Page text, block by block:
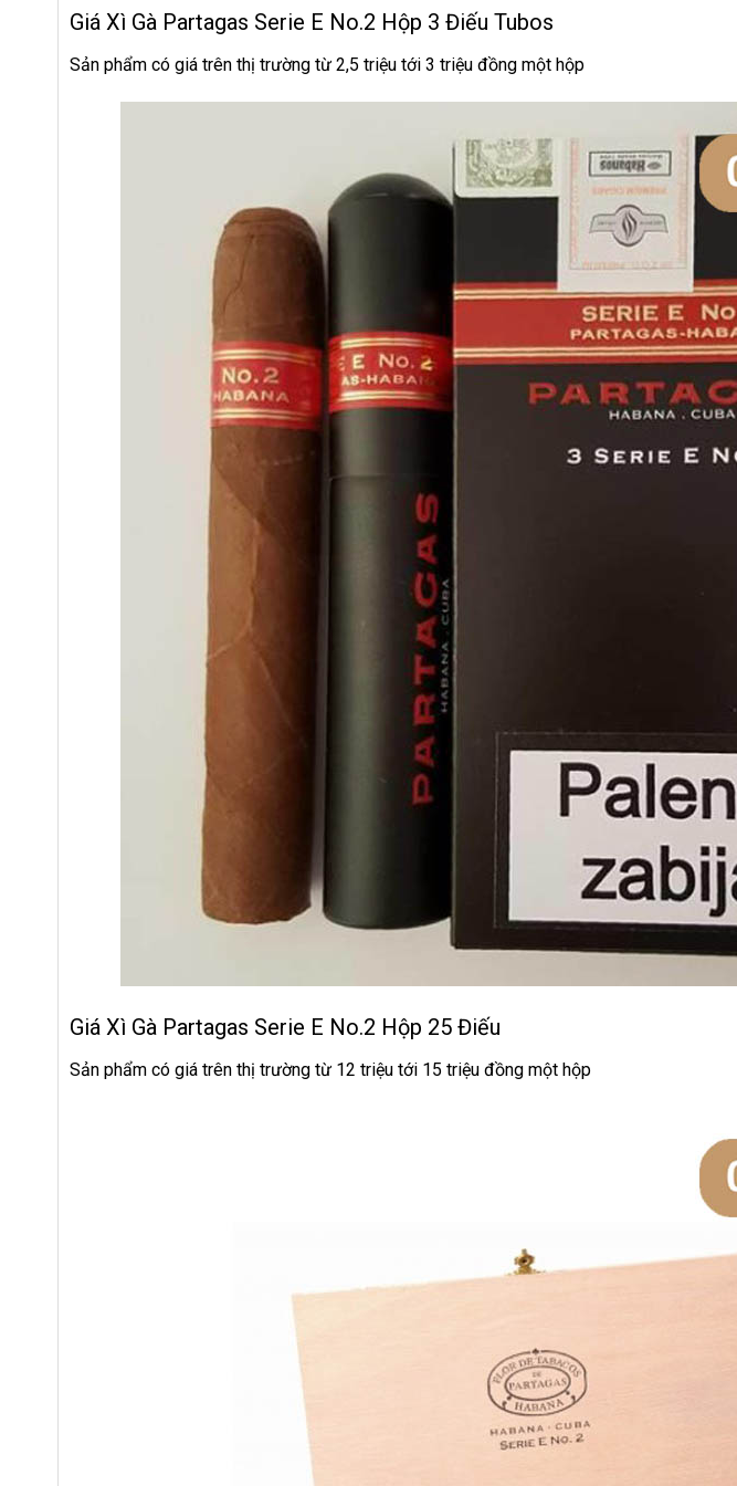
Giá Xì Gà Partagas Serie E No.2 Hộp 3 Điếu Tubos
Sản phẩm có giá trên thị trường từ 2,5 triệu tới 3 triệu đồng một hộp
Giá Xì Gà Partagas Serie E No.2 Hộp 25 Điếu
Sản phẩm có giá trên thị trường từ 12 triệu tới 15 triệu đồng một hộp